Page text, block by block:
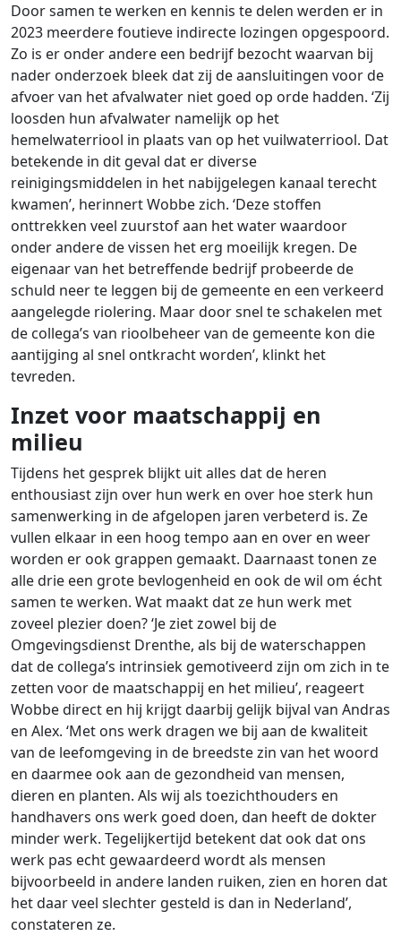
Door samen te werken en kennis te delen werden er in
2023 meerdere foutieve indirecte lozingen opgespoord.
Zo is er onder andere een bedrijf bezocht waarvan bij
nader onderzoek bleek dat zij de aansluitingen voor de
afvoer van het afvalwater niet goed op orde hadden. ‘Zij
loosden hun afvalwater namelijk op het
hemelwaterriool in plaats van op het vuilwaterriool. Dat
betekende in dit geval dat er diverse
reinigingsmiddelen in het nabijgelegen kanaal terecht
kwamen’, herinnert Wobbe zich. ‘Deze stoffen
onttrekken veel zuurstof aan het water waardoor
onder andere de vissen het erg moeilijk kregen. De
eigenaar van het betreffende bedrijf probeerde de
schuld neer te leggen bij de gemeente en een verkeerd
aangelegde riolering. Maar door snel te schakelen met
de collega’s van rioolbeheer van de gemeente kon die
aantijging al snel ontkracht worden’, klinkt het
tevreden.
Inzet voor maatschappij en
milieu
Tijdens het gesprek blijkt uit alles dat de heren
enthousiast zijn over hun werk en over hoe sterk hun
samenwerking in de afgelopen jaren verbeterd is. Ze
vullen elkaar in een hoog tempo aan en over en weer
worden er ook grappen gemaakt. Daarnaast tonen ze
alle drie een grote bevlogenheid en ook de wil om écht
samen te werken. Wat maakt dat ze hun werk met
zoveel plezier doen? ‘Je ziet zowel bij de
Omgevingsdienst Drenthe, als bij de waterschappen
dat de collega’s intrinsiek gemotiveerd zijn om zich in te
zetten voor de maatschappij en het milieu’, reageert
Wobbe direct en hij krijgt daarbij gelijk bijval van Andras
en Alex. ‘Met ons werk dragen we bij aan de kwaliteit
van de leefomgeving in de breedste zin van het woord
en daarmee ook aan de gezondheid van mensen,
dieren en planten. Als wij als toezichthouders en
handhavers ons werk goed doen, dan heeft de dokter
minder werk. Tegelijkertijd betekent dat ook dat ons
werk pas echt gewaardeerd wordt als mensen
bijvoorbeeld in andere landen ruiken, zien en horen dat
het daar veel slechter gesteld is dan in Nederland’,
constateren ze.